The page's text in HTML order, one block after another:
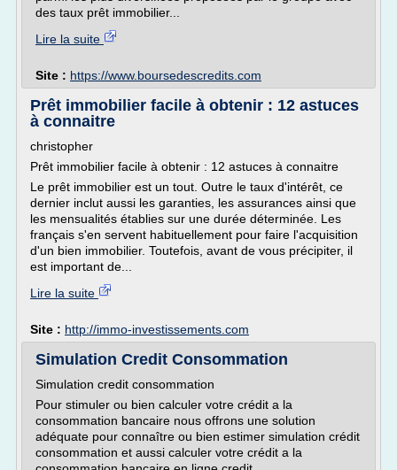
des taux prêt immobilier...
Lire la suite
Site : https://www.boursedescredits.com
Prêt immobilier facile à obtenir : 12 astuces
à connaitre
christopher
Prêt immobilier facile à obtenir : 12 astuces à connaitre
Le prêt immobilier est un tout. Outre le taux d'intérêt, ce
dernier inclut aussi les garanties, les assurances ainsi que
les mensualités établies sur une durée déterminée. Les
français s'en servent habituellement pour faire l'acquisition
d'un bien immobilier. Toutefois, avant de vous précipiter, il
est important de...
Lire la suite
Site : http://immo-investissements.com
Simulation Credit Consommation
Simulation credit consommation
Pour stimuler ou bien calculer votre crédit a la
consommation bancaire nous offrons une solution
adéquate pour connaître ou bien estimer simulation crédit
consommation et aussi calculer votre crédit a la